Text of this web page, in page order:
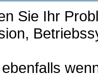
Sie Ihr